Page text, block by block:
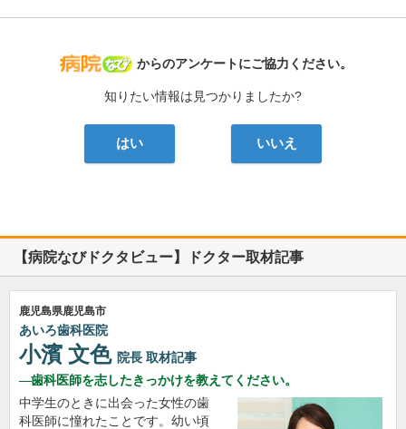
病院なび
からのアンケートにご協力ください。
知りたい情報は見つかりましたか?
はい いいえ
【病院なびドクタビュー】ドクター取材記事
鹿児島県鹿児島市
あいろ歯科医院
小濱 文色 院長 取材記事
歯科医師を志したきっかけを教えてください。
中学生のときに出会った女性の歯
科医師に憧れたことです。幼い頃